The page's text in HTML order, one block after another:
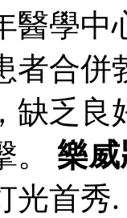
醫學
者合併
缺乏良
。 樂威
光首秀.